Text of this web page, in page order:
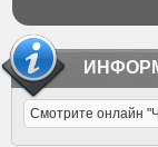
Смотрите онлайн